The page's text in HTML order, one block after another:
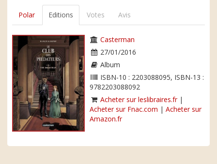
Polar Editions Votes Avis
Casterman
27/01/2016
Album
ISBN-10 : 2203088095, ISBN-13 :
9782203088092
Acheter sur leslibraires.fr|
Acheter sur Fnac.com | Acheter sur
Amazon.fr